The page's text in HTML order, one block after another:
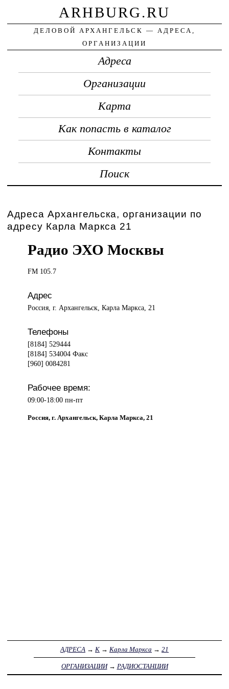
ARHBURG.RU
ДЕЛОВОЙ АРХАНГЕЛЬСК — АДРЕСА,
ОРГАНИЗАЦИИ
Адреса
Организации
Карта
Как попасть в каталог
Контакты
Поиск
Адреса Архангельска, организации по
адресу Карла Маркса 21
Радио ЭХО Москвы
FM 105.7
Адрес
Россия, г. Архангельск, Карла Маркса, 21
Телефоны
[8184] 529444
[8184] 534004 Факс
[960] 0084281
Рабочее время:
09:00-18:00 пн-пт
Россия, г. Архангельск, Карла Маркса, 21
АДРЕСА → К → Карла Маркса → 21
ОРГАНИЗАЦИИ→ РАДИОСТАНЦИИ